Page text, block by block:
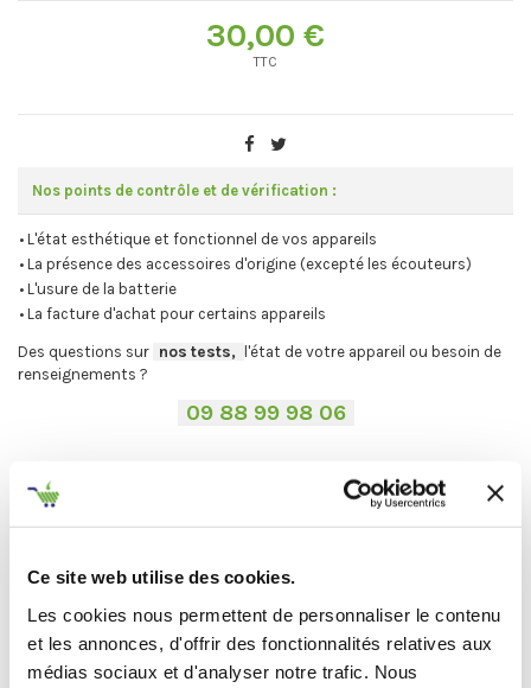
Ce site web utilise des cookies.
Les cookies nous permettent de personnaliser le contenu
et les annonces, d'offrir des fonctionnalités relatives aux
médias sociaux et d'analyser notre trafic. Nous
30,00 €
TTC
Nos points de contrôle et de vérification :
• L'état esthétique et fonctionnel de vos appareils
• La présence des accessoires d'origine (excepté les écouteurs)
• L'usure de la batterie
• La facture d'achat pour certains appareils
Des questions sur nos tests,
l'état de votre appareil ou besoin de
renseignements ?
09 88 99 98 06-
Avant de procéder à votre envoi :
Désactivez votre compte iCloud ou Google et les mots de passe.
.
Vous ne trouvez pas votre Mac ? On vous explique la procédure en
C'est par ici